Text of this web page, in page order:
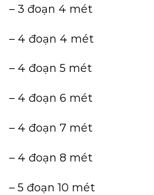
– 3 đoạn 4 mét
– 4 đoạn 4 mét
– 4 đoạn 5 mét
– 4 đoạn 6 mét
– 4 đoạn 7 mét
– 4 đoạn 8 mét
– 5 đoạn 10 mét